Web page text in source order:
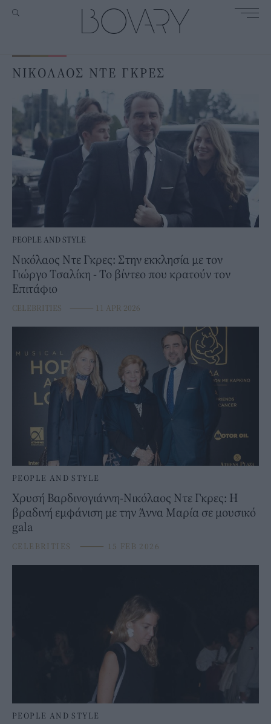
ΝΙΚΟΛΑΟΣ ΝΤΕ ΓΚΡΕΣ
PEOPLE AND STYLE
Νικόλαος Ντε Γκρες: Στην εκκλησία με τον
Γιώργο Τσαλίκη - Το βίντεο που κρατούν τον
Επιτάφιο
CELEBRITIES ⸻ 11 APR 2026
PEOPLE AND STYLE
Χρυσή Βαρδινογιάννη-Νικόλαος Ντε Γκρες: Η
βραδινή εμφάνιση με την Άννα Μαρία σε μουσικό
gala
CELEBRITIES ⸻ 15 FEB 2026
PEOPLE AND STYLE